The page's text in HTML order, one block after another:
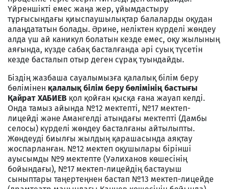
Үйреншікті емес жаңа жер, ұйымдастыру
тұрғысындағы қиыспаушылықтар балаларды оқудан
алаңдататын болады. Әрине, неліктен күрделі жөндеу
алда үш ай каникул болатын кезде емес, оқу жылының
аяғында, күзде сабақ басталғанда әрі суық түсетін
кезде басталып отыр деген сұрақ туындайды.
Біздің жазбаша сауалымызға қалалық білім беру
бөлімінен қалалық білім беру бөлімінің бастығы
Қайрат ХАБИЕВ қол қойған қысқа ғана жауап келді.
Онда тамыз айында №12 мектепті, №17 мектеп-
лицейді және Амангелді атындағы мектепті (Дамбы
селосы) күрделі жөндеу басталғаны айтылыпты.
Жөндеуді биылғы жылдың қарашасында аяқтау
жоспарланған. №12 мектеп оқушылары бірінші
ауысымды №9 мектепте (Уәлиханов көшесінің
бойындағы), №17 мектеп-лицейдің бастауыш
сыныптары таңертеңнен бастап №13 мектеп-лицейде